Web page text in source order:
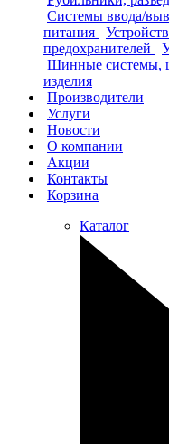
Системы ввода/
питания
предохранителей
Шинные системы,
изделия
Производители
Услуги
Новости
О компании
Акции
Контакты
Корзина
Каталог